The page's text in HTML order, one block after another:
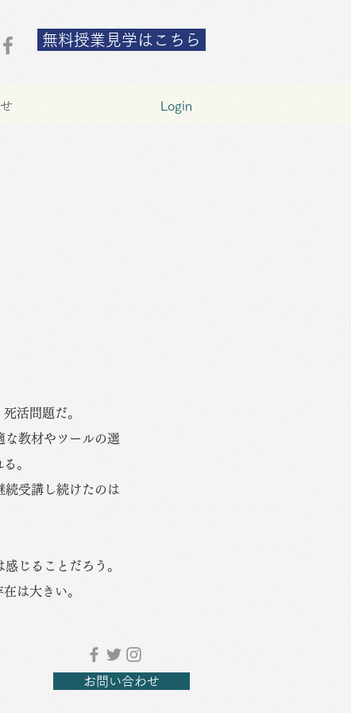
無料授業見学はこちら
Login
活問題だ。
な教材やツールの選
。
受講し続けたのは
じることだろう。
は大きい。
お問い合わせ